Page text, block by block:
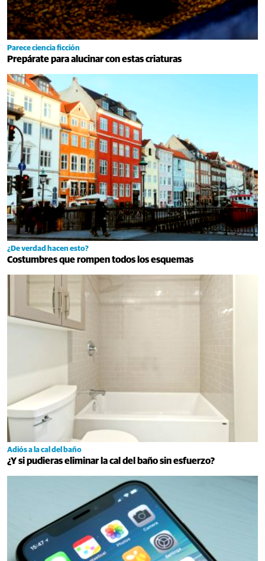
Parece ciencia ficción
Prepárate para alucinar con estas criaturas
¿De verdad hacen esto?
Costumbres que rompen todos los esquemas
Adiós a la cal del baño
¿Y si pudieras eliminar la cal del baño sin esfuerzo?